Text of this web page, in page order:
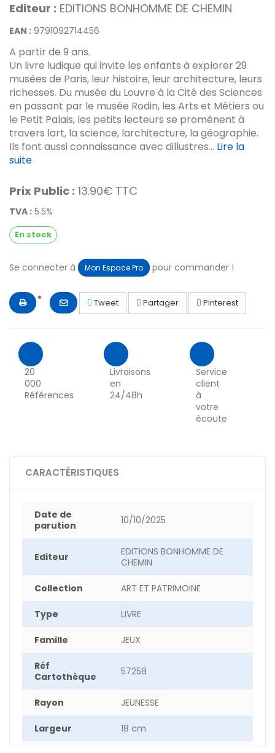
Editeur : EDITIONS BONHOMME DE CHEMIN
EAN : 9791092714456
A partir de 9 ans.
Un livre ludique qui invite les enfants à explorer 29
musées de Paris, leur histoire, leur architecture, leurs
richesses. Du musée du Louvre à la Cité des Sciences
en passant par le musée Rodin, les Arts et Métiers ou
le Petit Palais, les petits lecteurs se promènent à
travers lart, la science, larchitecture, la géographie.
Ils font aussi connaissance avec dillustres... Lire la
suite
Prix Public : 13.90€ TTC
TVA : 5.5%
En stock
Se connecter à Mon Espace Pro pour commander !
Tweet Partager Pinterest
20
000
Références
Livraisons
en
24/48h
Service
client
à
votre
écoute
CARACTÉRISTIQUES
Date de
parution
10/10/2025
Editeur
EDITIONS BONHOMME DE
CHEMIN
Collection ART ET PATRIMOINE
Type LIVRE
Famille JEUX
Réf
Cartothèque
57258
Rayon JEUNESSE
Largeur 18 cm